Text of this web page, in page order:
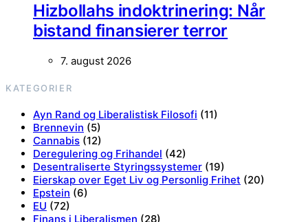
Hizbollahs indoktrinering: Når
bistand finansierer terror
7. august 2026
KATEGORIER
Ayn Rand og Liberalistisk Filosofi (11)
Brennevin (5)
Cannabis (12)
Deregulering og Frihandel (42)
Desentraliserte Styringssystemer (19)
Eierskap over Eget Liv og Personlig Frihet (20)
Epstein (6)
EU (72)
Finans i Liberalismen (28)